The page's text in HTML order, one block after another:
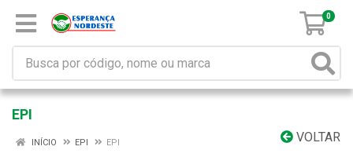
0
EPI
VOLTAR
INÍCIO EPI EPI